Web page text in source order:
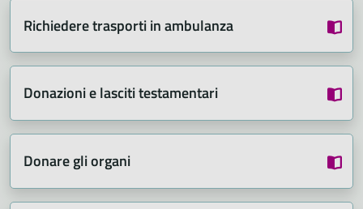
Richiedere trasporti in ambulanza
Donazioni e lasciti testamentari
Donare gli organi